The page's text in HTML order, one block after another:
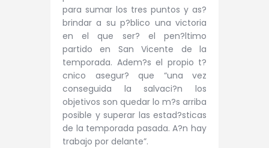
para sumar los tres puntos y as?
brindar a su p?blico una victoria
en el que ser? el pen?ltimo
partido en San Vicente de la
temporada. Adem?s el propio t?
cnico asegur? que “una vez
conseguida la salvaci?n los
objetivos son quedar lo m?s arriba
posible y superar las estad?sticas
de la temporada pasada. A?n hay
trabajo por delante”.